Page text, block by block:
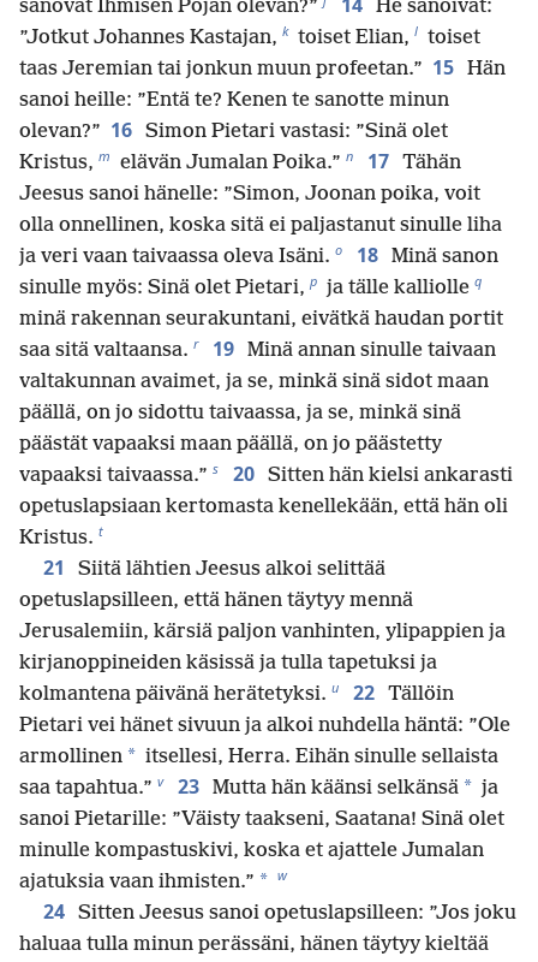
sanovat Ihmisen Pojan olevan?”
He sanoivat:
”Jotkut Johannes Kastajan, k toiset Elian, l toiset
taas Jeremian tai jonkun muun profeetan.” 15 Hän
sanoi heille: ”Entä te? Kenen te sanotte minun
olevan?” 16 Simon Pietari vastasi: ”Sinä olet
Kristus, m elävän Jumalan Poika.” n 17 Tähän
Jeesus sanoi hänelle: ”Simon, Joonan poika, voit
olla onnellinen, koska sitä ei paljastanut sinulle liha
ja veri vaan taivaassa oleva Isäni. o 18 Minä sanon
sinulle myös: Sinä olet Pietari, p ja tälle kalliolle q
minä rakennan seurakuntani, eivätkä haudan portit
saa sitä valtaansa. r 19 Minä annan sinulle taivaan
valtakunnan avaimet, ja se, minkä sinä sidot maan
päällä, on jo sidottu taivaassa, ja se, minkä sinä
päästät vapaaksi maan päällä, on jo päästetty
vapaaksi taivaassa.” s 20 Sitten hän kielsi ankarasti
opetuslapsiaan kertomasta kenellekään, että hän oli
Kristus. t
21
Siitä lähtien Jeesus alkoi selittää
opetuslapsilleen, että hänen täytyy mennä
Jerusalemiin, kärsiä paljon vanhinten, ylipappien ja
kirjanoppineiden käsissä ja tulla tapetuksi ja
kolmantena päivänä herätetyksi. u 22 Tällöin
Pietari vei hänet sivuun ja alkoi nuhdella häntä: ”Ole
armollinen * itsellesi, Herra. Eihän sinulle sellaista
saa tapahtua.” v 23 Mutta hän käänsi selkänsä * ja
sanoi Pietarille: ”Väisty taakseni, Saatana! Sinä olet
minulle kompastuskivi, koska et ajattele Jumalan
ajatuksia vaan ihmisten.” * w
24 Sitten Jeesus sanoi opetuslapsilleen: ”Jos joku
haluaa tulla minun perässäni, hänen täytyy kieltää